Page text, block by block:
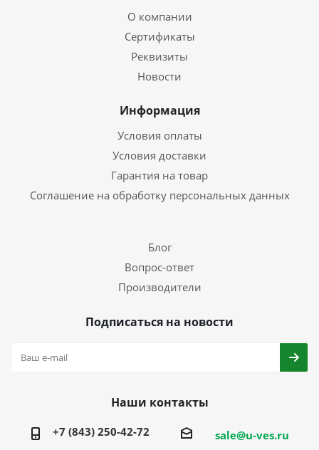
О компании
Сертификаты
Реквизиты
Новости
Информация
Условия оплаты
Условия доставки
Гарантия на товар
Соглашение на обработку персональных данных
Блог
Вопрос-ответ
Производители
Подписаться на новости
Наши контакты
+7 (843) 250-42-72 sale@u-ves.ru